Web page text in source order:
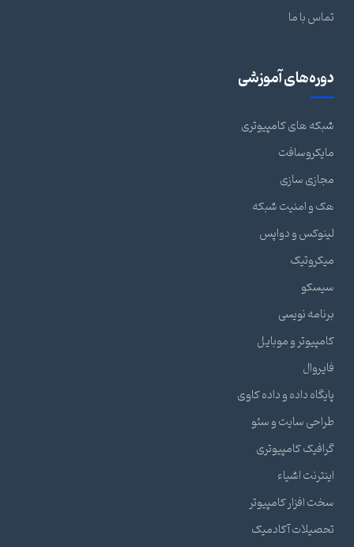
تماس با ما
دوره‌های آموزشی
شبکه های کامپیوتری
مایکروسافت
مجازی سازی
هک و امنیت شبکه
لینوکس و دواپس
میکروتیک
سیسکو
برنامه نویسی
کامپیوتر و موبایل
فایروال
پایگاه داده و داده کاوی
طراحی سایت و سئو
گرافیک کامپیوتری
اینترنت اشیاء
سخت افزار کامپیوتر
تحصیلات آکادمیک